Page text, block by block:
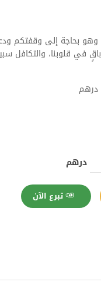
بحاجة إلى وقفتكم
في قلوبنا، والتكافل
درهم
تبرع الآن